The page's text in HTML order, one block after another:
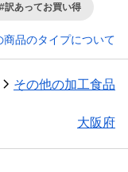
#訳あってお買い得
商品のタイプについて
その他の加工食品
大阪府